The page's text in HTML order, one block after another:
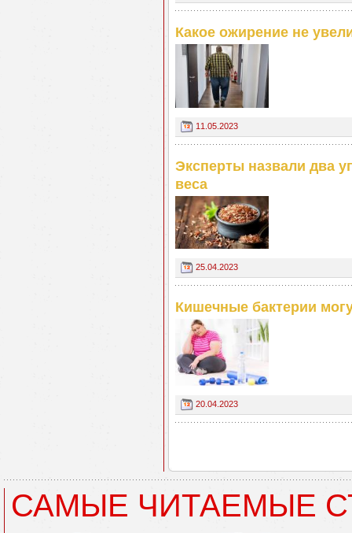
Какое ожирение не
11.05.2023
Эксперты назвали два
веса
25.04.2023
Кишечные бактерии
20.04.2023
САМЫЕ ЧИТАЕМЫЕ